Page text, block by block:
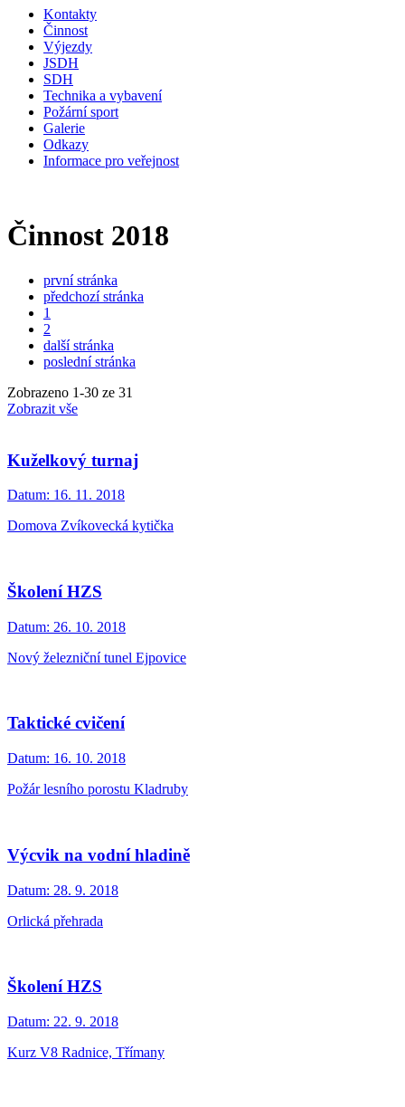
Kontakty
Činnost
Výjezdy
JSDH
SDH
Technika a vybavení
Požární sport
Galerie
Odkazy
Informace pro veřejnost
Činnost 2018
první stránka
předchozí stránka
1
2
další stránka
poslední stránka
Zobrazeno 1-30 ze 31
Zobrazit vše
Kuželkový turnaj
Datum: 16. 11. 2018
Domova Zvíkovecká kytička
Školení HZS
Datum: 26. 10. 2018
Nový železniční tunel Ejpovice
Taktické cvičení
Datum: 16. 10. 2018
Požár lesního porostu Kladruby
Výcvik na vodní hladině
Datum: 28. 9. 2018
Orlická přehrada
Školení HZS
Datum: 22. 9. 2018
Kurz V8 Radnice, Třímany